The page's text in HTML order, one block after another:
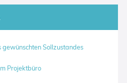
gewünschten Sollzustandes
Projektbüro